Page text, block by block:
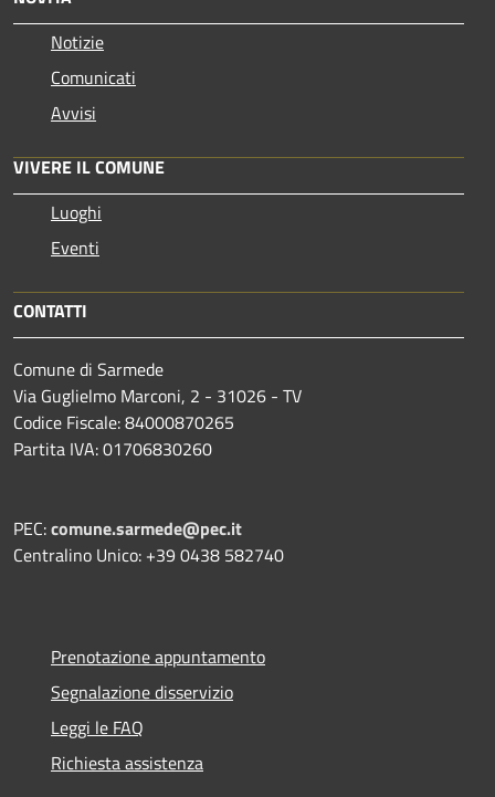
Notizie
Comunicati
Avvisi
VIVERE IL COMUNE
Luoghi
Eventi
CONTATTI
Comune di Sarmede
Via Guglielmo Marconi, 2 - 31026 - TV
Codice Fiscale: 84000870265
Partita IVA: 01706830260
PEC:comune.sarmede@pec.it
Centralino Unico: +39 0438 582740
Prenotazione appuntamento
Segnalazione disservizio
Leggi le FAQ
Richiesta assistenza